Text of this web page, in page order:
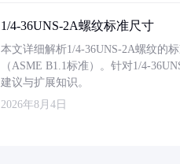
1/4-36UNS-2A螺纹标准尺寸
本文详细解析1/4-36UNS-2A螺纹的
（ASME B1.1标准）。针对1/4-
建议与扩展知识。
2026年8月4日